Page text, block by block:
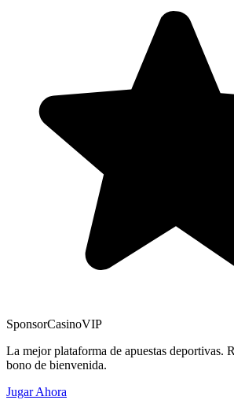
SponsorCasinoVIP
La mejor plataforma de apuestas deportivas.
bono de bienvenida.
Jugar Ahora